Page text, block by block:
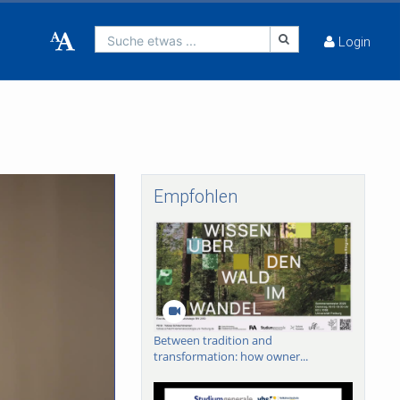
Suche etwas ... Login
Empfohlen
Between tradition and
transformation: how owner...